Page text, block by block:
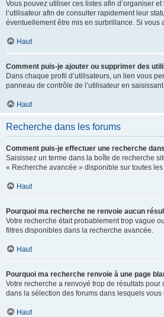
Vous pouvez utiliser ces listes afin d’organiser
l’utilisateur afin de consulter rapidement leur
éventuellement être mis en surbrillance. Si vous
Haut
Comment puis-je ajouter ou supprimer des
Dans chaque profil d’utilisateurs, un lien vous
panneau de contrôle de l’utilisateur en
Haut
Recherche dans les forums
Comment puis-je effectuer une recherche
Saisissez un terme dans la boîte de recherche
« Recherche avancée » disponible sur toutes
Haut
Pourquoi ma recherche ne renvoie aucun
Votre recherche était probablement trop vague
filtres disponibles dans la recherche avancée.
Haut
Pourquoi ma recherche renvoie à une page
Votre recherche a renvoyé trop de résultats
dans la sélection des forums dans lesquels
Haut